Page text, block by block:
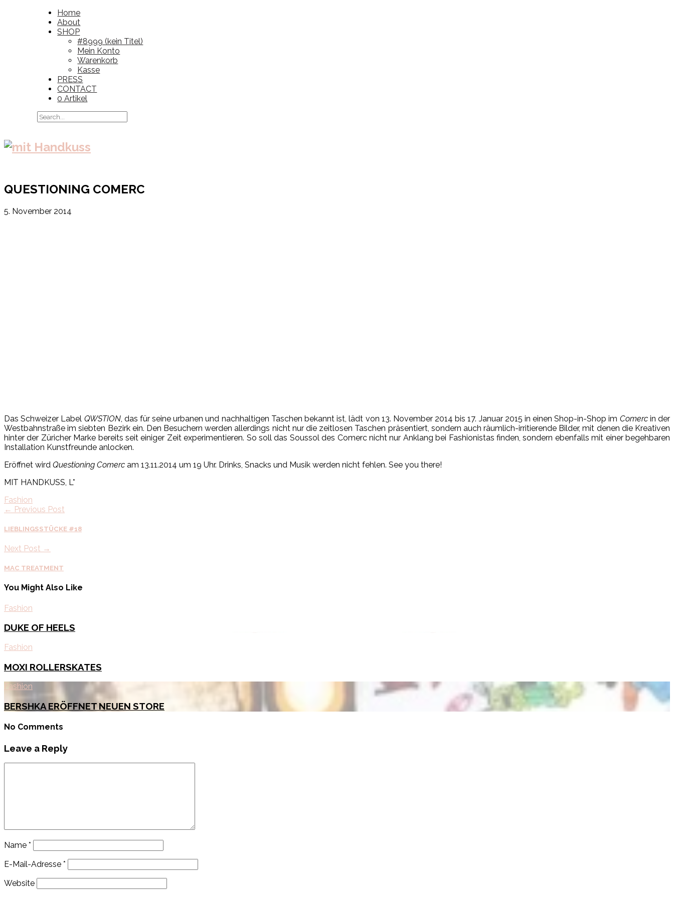
Home
About
SHOP
#8999 (kein Titel)
Mein Konto
Warenkorb
Kasse
PRESS
CONTACT
0 Artikel
QUESTIONING COMERC
5. November 2014
Das Schweizer Label QWSTION, das für seine urbanen und nachhaltigen Taschen bekannt ist, lädt von 13. November 2014 bis 17. Januar 2015 in einen Shop-in-Shop im Comercin der
Westbahnstraße im siebten Bezirk ein. Den Besuchern werden allerdings nicht nur die zeitlosen Taschen präsentiert, sondern auch räumlich-irritierende Bilder, mit denen die Kreativen
hinter der Züricher Marke bereits seit einiger Zeit experimentieren. So soll das Soussol des Comerc nicht nur Anklang bei Fashionistas finden, sondern ebenfalls mit einer begehbaren
Installation Kunstfreunde anlocken.
Eröffnet wird Questioning Comerc am 13.11.2014 um 19 Uhr. Drinks, Snacks und Musik werden nicht fehlen. See you there!
MIT HANDKUSS, L*
Fashion
← Previous Post
LIEBLINGSSTÜCKE #18
Next Post →
MAC TREATMENT
You Might Also Like
Fashion
DUKE OF HEELS
Fashion
MOXI ROLLERSKATES
Fashion
BERSHKA ERÖFFNET NEUEN STORE
No Comments
Leave a Reply
Name *
E-Mail-Adresse *
Website